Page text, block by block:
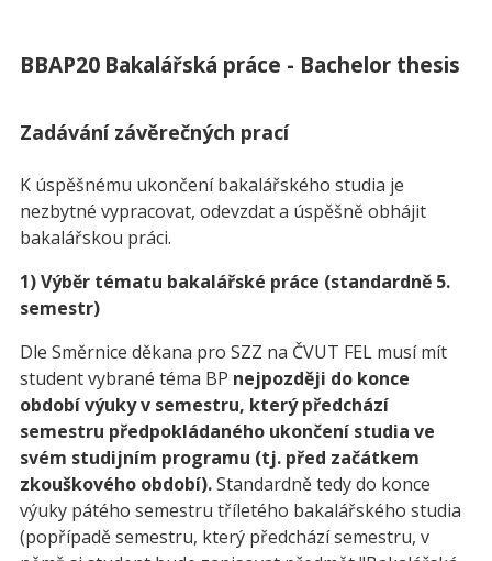
BBAP20 Bakalářská práce - Bachelor thesis
Zadávání závěrečných prací
K úspěšnému ukončení bakalářského studia je
nezbytné vypracovat, odevzdat a úspěšně obhájit
bakalářskou práci.
1) Výběr tématu bakalářské práce (standardně 5.
semestr)
Dle Směrnice děkana pro SZZ na ČVUT FEL musí mít
student vybrané téma BP nejpozději do konce
období výuky v semestru, který předchází
semestru předpokládaného ukončení studia ve
svém studijním programu (tj. před začátkem
zkouškového období).Standardně tedy do konce
výuky pátého semestru tříletého bakalářského studia
(popřípadě semestru, který předchází semestru, v